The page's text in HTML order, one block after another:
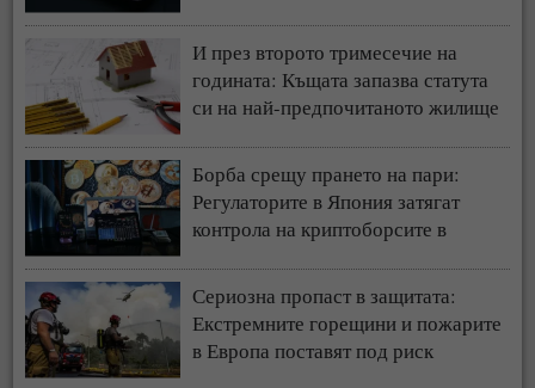
И през второто тримесечие на
годината: Къщата запазва статута
си на най-предпочитаното жилище
Борба срещу прането на пари:
Регулаторите в Япония затягат
контрола на криптоборсите в
Сериозна пропаст в защитата:
Екстремните горещини и пожарите
в Европа поставят под риск